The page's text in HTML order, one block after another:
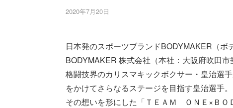
2020年7月20日
日本発のスポーツブランドBODYMAKER（
BODYMAKER 株式会社（本社：大阪府吹田
格闘技界のカリスマキックボクサー・皇治選
をかけてさらなるステージを目指す皇治選手。
その想いを形にした「ＴＥＡＭ ＯＮＥ×Ｂ